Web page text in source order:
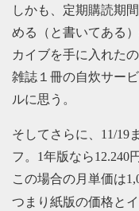
しかも、定期購読期
める（と書いてある
カイブを手に入れたの
雑誌１冊の自炊サー
ルに思う。
そしてさらに、11/19
フ。1年版なら12.240
この場合の月単価は
つまり紙版の価格と